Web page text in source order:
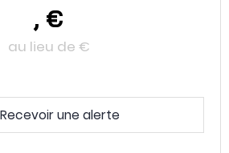
, €
au lieu de €
Recevoir une alerte